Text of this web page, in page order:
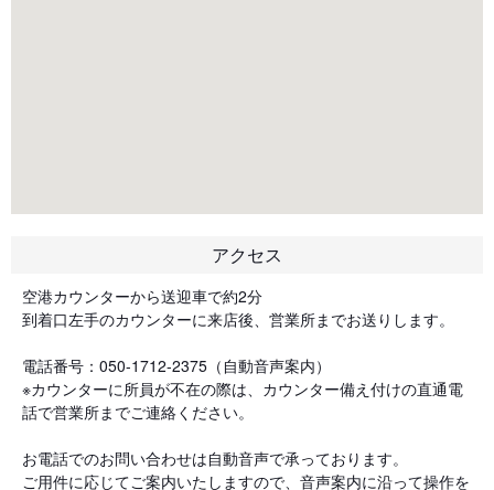
アクセス
空港カウンターから送迎車で約2分
到着口左手のカウンターに来店後、営業所までお送りします。
電話番号：050-1712-2375（自動音声案内）
※カウンターに所員が不在の際は、カウンター備え付けの直通電
話で営業所までご連絡ください。
お電話でのお問い合わせは自動音声で承っております。
ご用件に応じてご案内いたしますので、音声案内に沿って操作を